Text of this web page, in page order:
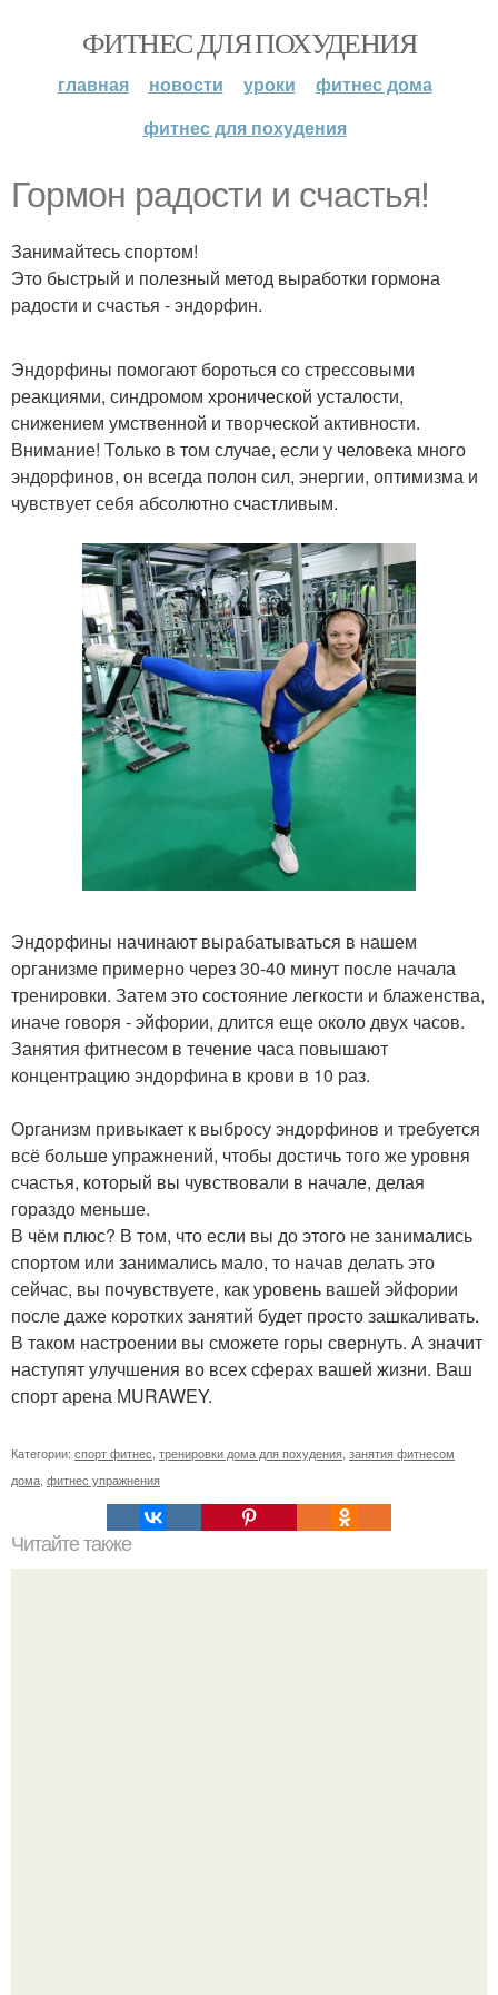
ФИТНЕС ДЛЯ ПОХУДЕНИЯ
главная новости уроки
фитнес дома
фитнес для похудения
Гормон радости и счастья!
Занимайтесь спортом!
Это быстрый и полезный метод выработки гормона
радости и счастья - эндорфин.
Эндорфины помогают бороться со стрессовыми
реакциями, синдромом хронической усталости,
снижением умственной и творческой активности.
Внимание! Только в том случае, если у человека много
эндорфинов, он всегда полон сил, энергии, оптимизма и
чувствует себя абсолютно счастливым.
Эндорфины начинают вырабатываться в нашем
организме примерно через 30-40 минут после начала
тренировки. Затем это состояние легкости и блаженства,
иначе говоря - эйфории, длится еще около двух часов.
Занятия фитнесом в течение часа повышают
концентрацию эндорфина в крови в 10 раз.
Организм привыкает к выбросу эндорфинов и требуется
всё больше упражнений, чтобы достичь того же уровня
счастья, который вы чувствовали в начале, делая
гораздо меньше.
В чём плюс? В том, что если вы до этого не занимались
спортом или занимались мало, то начав делать это
сейчас, вы почувствуете, как уровень вашей эйфории
после даже коротких занятий будет просто зашкаливать.
В таком настроении вы сможете горы свернуть. А значит
наступят улучшения во всех сферах вашей жизни. Ваш
спорт арена МURAWEY.
Категории: спорт фитнес тренировки дома для похудения занятия фитнесом
дома фитнес упражнения
Читайте также